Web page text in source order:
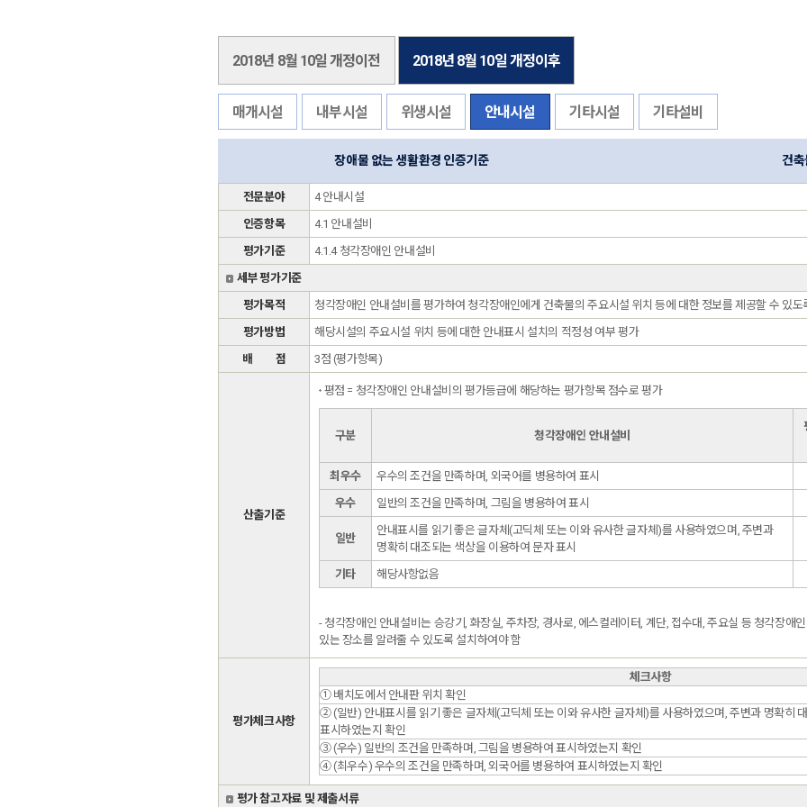
2018년 8월 10일 개정이전 2018년 8월 10일 개정이후
매개시설 내부시설 위생시설 안내시설 기타시설 기타설비
장애물 없는 생활환경 인증기준 건축
전문분야
4 안내시설
인증항목
4.1 안내설비
평가기준
4.1.4 청각장애인 안내설비
세부 평가기준
평가목적
청각장애인 안내설비를 평가하여 청각장애인에게 건축물의 주요시설 위치 등에 대한 정보를 제공할 수 있도
평가방법
해당시설의 주요시설 위치 등에 대한 안내표시 설치의 적정성 여부 평가
배 점
3점 (평가항목)
산출기준
평점 = 청각장애인 안내설비의 평가등급에 해당하는 평가항목 점수로 평가
구분 청각장애인 안내설비
최우수
우수의 조건을 만족하며, 외국어를 병용하여 표시
우수 일반의 조건을 만족하며, 그림을 병용하여 표시
일반
안내표시를 읽기 좋은 글자체(고딕체 또는 이와 유사한 글자체)를 사용하였으며, 주변과
명확히 대조되는 색상을 이용하여 문자 표시
기타 해당사항없음
- 청각장애인 안내설비는 승강기, 화장실, 주차장, 경사로, 에스컬레이터, 계단, 접수대, 주요실 등 청각장애
있는 장소를 알려줄 수 있도록 설치하여야 함
평가체크사항
체크사항
① 배치도에서 안내판 위치 확인
② (일반) 안내표시를 읽기 좋은 글자체(고딕체 또는 이와 유사한 글자체)를 사용하였으며, 주변과 명확히
표시하였는지 확인
③ (우수) 일반의 조건을 만족하며, 그림을 병용하여 표시하였는지 확인
④ (최우수) 우수의 조건을 만족하며, 외국어를 병용하여 표시하였는지 확인
평가 참고자료 및 제출서류